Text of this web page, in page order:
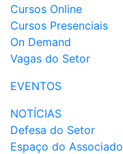
Cursos Online
Cursos Presenciais
On Demand
Vagas do Setor
EVENTOS
NOTÍCIAS
Defesa do Setor
Espaço do Associado